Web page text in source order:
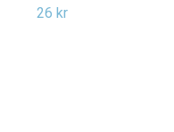
26 kr